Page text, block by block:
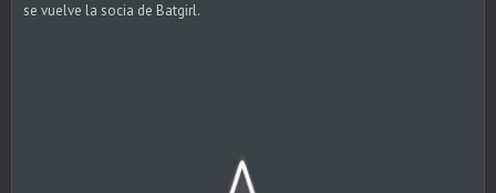
se vuelve la socia de Batgirl.